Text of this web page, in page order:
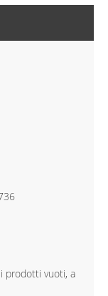
prodotti vuoti, a